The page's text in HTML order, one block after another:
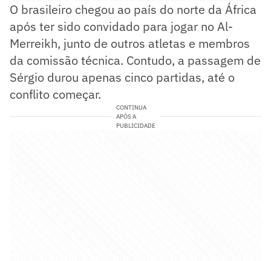
O brasileiro chegou ao país do norte da África
após ter sido convidado para jogar no Al-
Merreikh, junto de outros atletas e membros
da comissão técnica. Contudo, a passagem de
Sérgio durou apenas cinco partidas, até o
conflito começar.
CONTINUA
APÓS A
PUBLICIDADE